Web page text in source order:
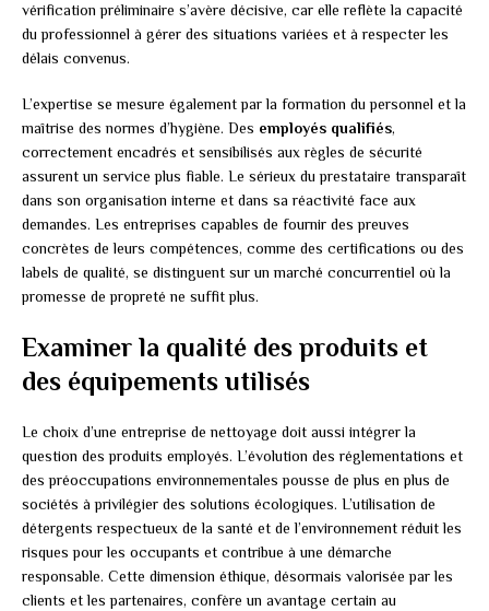
vérification préliminaire s’avère décisive, car elle reflète la capacité
du professionnel à gérer des situations variées et à respecter les
délais convenus.
L’expertise se mesure également par la formation du personnel et la
maîtrise des normes d’hygiène. Des employés qualifiés,
correctement encadrés et sensibilisés aux règles de sécurité
assurent un service plus fiable. Le sérieux du prestataire transparaît
dans son organisation interne et dans sa réactivité face aux
demandes. Les entreprises capables de fournir des preuves
concrètes de leurs compétences, comme des certifications ou des
labels de qualité, se distinguent sur un marché concurrentiel où la
promesse de propreté ne suffit plus.
Examiner la qualité des produits et
des équipements utilisés
Le choix d’une entreprise de nettoyage doit aussi intégrer la
question des produits employés. L’évolution des réglementations et
des préoccupations environnementales pousse de plus en plus de
sociétés à privilégier des solutions écologiques. L’utilisation de
détergents respectueux de la santé et de l’environnement réduit les
risques pour les occupants et contribue à une démarche
responsable. Cette dimension éthique, désormais valorisée par les
clients et les partenaires, confère un avantage certain au